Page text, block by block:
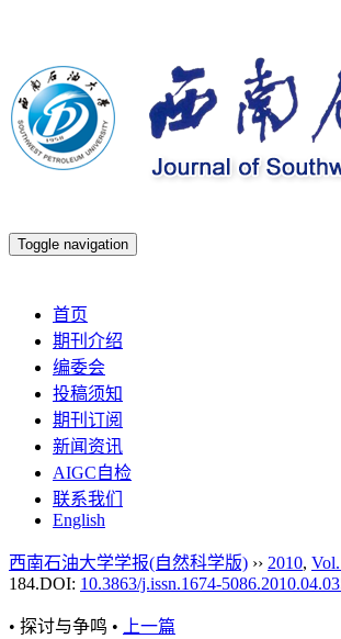
Toggle navigation
首页
期刊介绍
编委会
投稿须知
期刊订阅
新闻资讯
AIGC自检
联系我们
English
西南石油大学学报(自然科学版) ›› 2010,
184.DOI: 10.3863/j.issn.1674-
• 探讨与争鸣 • 上一篇